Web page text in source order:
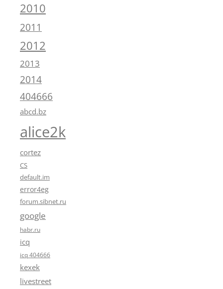
2010
2011
2012
2013
2014
404666
abcd.bz
alice2k
cortez
CS
default.im
error4eg
forum.sibnet.ru
google
habr.ru
icq
icq 404666
kexek
livestreet